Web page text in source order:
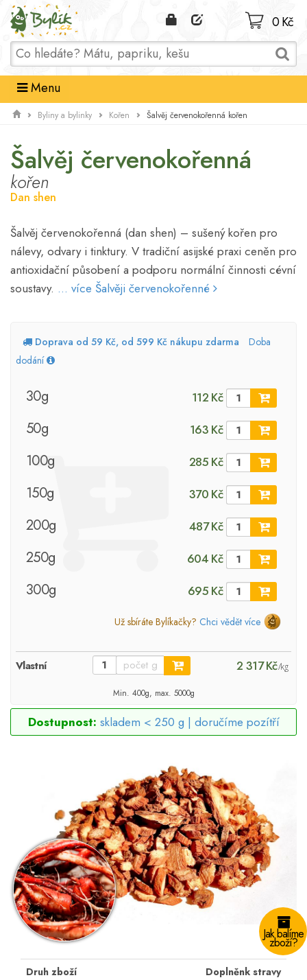
Domů
0 Kč
Menu
Byliny a bylinky Kořen Šalvěj červenokořenná kořen
Šalvěj červenokořenná
kořen
Dan shen
Šalvěj červenokořenná (dan shen) – sušený kořen pro
nálevy, odvary i tinktury. V tradiční asijské praxi ceněn pro
antioxidační působení a podporu normální činnosti cévní
soustavy. ... více Šalvěji červenokořenné
Doprava od 59 Kč, od 599 Kč nákupu zdarma
Doba
dodání
30g 112 Kč
50g 163 Kč
100g 285 Kč
150g 370 Kč
200g 487 Kč
250g 604 Kč
300g 695 Kč
Už sbíráte Bylíkačky? Chci vědět více
Vlastní 2 317 Kč/kg
Min. 400g, max. 5000g
Dostupnost: skladem < 250 g | doručíme pozítří
Jak balíme
zboží?
Druh zboží
Doplněnk stravy